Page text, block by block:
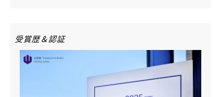
受賞歴＆認証